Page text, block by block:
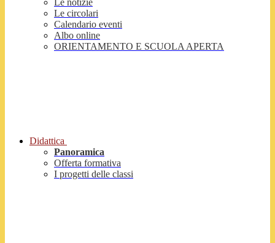
Le notizie
Le circolari
Calendario eventi
Albo online
ORIENTAMENTO E SCUOLA APERTA
Didattica
Panoramica
Offerta formativa
I progetti delle classi